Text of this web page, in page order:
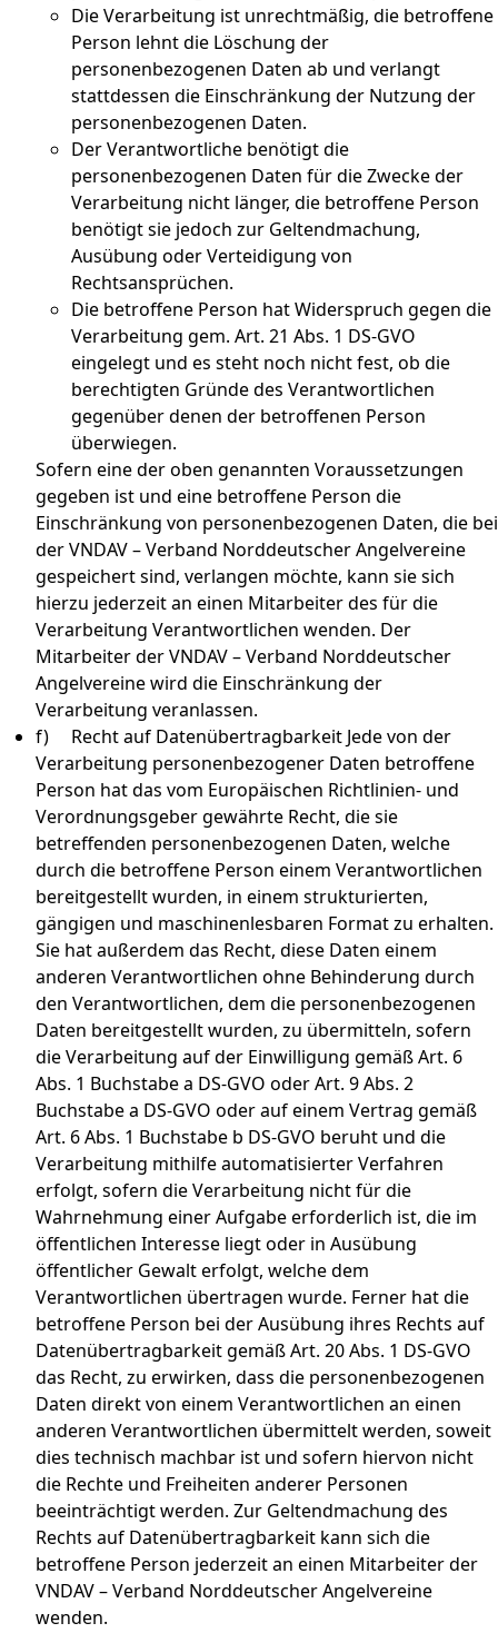
Die Verarbeitung ist unrechtmäßig, die betroffene
Person lehnt die Löschung der
personenbezogenen Daten ab und verlangt
stattdessen die Einschränkung der Nutzung der
personenbezogenen Daten.
Der Verantwortliche benötigt die
personenbezogenen Daten für die Zwecke der
Verarbeitung nicht länger, die betroffene Person
benötigt sie jedoch zur Geltendmachung,
Ausübung oder Verteidigung von
Rechtsansprüchen.
Die betroffene Person hat Widerspruch gegen die
Verarbeitung gem. Art. 21 Abs. 1 DS-GVO
eingelegt und es steht noch nicht fest, ob die
berechtigten Gründe des Verantwortlichen
gegenüber denen der betroffenen Person
überwiegen.
Sofern eine der oben genannten Voraussetzungen
gegeben ist und eine betroffene Person die
Einschränkung von personenbezogenen Daten, die bei
der VNDAV – Verband Norddeutscher Angelvereine
gespeichert sind, verlangen möchte, kann sie sich
hierzu jederzeit an einen Mitarbeiter des für die
Verarbeitung Verantwortlichen wenden. Der
Mitarbeiter der VNDAV – Verband Norddeutscher
Angelvereine wird die Einschränkung der
Verarbeitung veranlassen.
f) Recht auf Datenübertragbarkeit Jede von der
Verarbeitung personenbezogener Daten betroffene
Person hat das vom Europäischen Richtlinien- und
Verordnungsgeber gewährte Recht, die sie
betreffenden personenbezogenen Daten, welche
durch die betroffene Person einem Verantwortlichen
bereitgestellt wurden, in einem strukturierten,
gängigen und maschinenlesbaren Format zu erhalten.
Sie hat außerdem das Recht, diese Daten einem
anderen Verantwortlichen ohne Behinderung durch
den Verantwortlichen, dem die personenbezogenen
Daten bereitgestellt wurden, zu übermitteln, sofern
die Verarbeitung auf der Einwilligung gemäß Art. 6
Abs. 1 Buchstabe a DS-GVO oder Art. 9 Abs. 2
Buchstabe a DS-GVO oder auf einem Vertrag gemäß
Art. 6 Abs. 1 Buchstabe b DS-GVO beruht und die
Verarbeitung mithilfe automatisierter Verfahren
erfolgt, sofern die Verarbeitung nicht für die
Wahrnehmung einer Aufgabe erforderlich ist, die im
öffentlichen Interesse liegt oder in Ausübung
öffentlicher Gewalt erfolgt, welche dem
Verantwortlichen übertragen wurde. Ferner hat die
betroffene Person bei der Ausübung ihres Rechts auf
Datenübertragbarkeit gemäß Art. 20 Abs. 1 DS-GVO
das Recht, zu erwirken, dass die personenbezogenen
Daten direkt von einem Verantwortlichen an einen
anderen Verantwortlichen übermittelt werden, soweit
dies technisch machbar ist und sofern hiervon nicht
die Rechte und Freiheiten anderer Personen
beeinträchtigt werden. Zur Geltendmachung des
Rechts auf Datenübertragbarkeit kann sich die
betroffene Person jederzeit an einen Mitarbeiter der
VNDAV – Verband Norddeutscher Angelvereine
wenden.